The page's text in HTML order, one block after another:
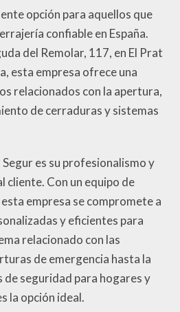
opción para aquellos que
confiable en España.
del Remolar, 117, en El Prat
esta empresa ofrece una
relacionados con la apertura,
de cerraduras y sistemas
es su profesionalismo y
cliente. Con un equipo de
empresa se compromete a
y eficientes para
relacionado con las
de emergencia hasta la
de seguridad para hogares y
la opción ideal.